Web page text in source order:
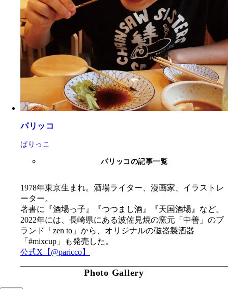
パリッコ
ぱりっこ
パリッコの記事一覧
1978年東京生まれ。酒場ライター、漫画家、イラストレ
ーター。
著書に『酒場っ子』『つつまし酒』『天国酒場』など。
2022年には、長崎県にある波佐見焼の窯元「中善」のブ
ランド「zen to」から、オリジナルの磁器製酒器
「#mixcup」も発売した。
公式X【@paricco】
Photo Gallery